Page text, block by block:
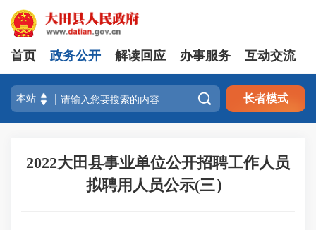
首页 政务公开 解读回应 办事服务 互动交流
 长者模式
2022大田县事业单位公开招聘工作人员
拟聘用人员公示(三）